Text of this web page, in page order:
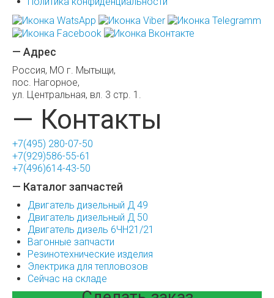
— Адрес
Россия, МО г. Мытыщи,
пос. Нагорное,
ул. Центральная, вл. 3 стр. 1.
— Контакты
+7(495) 280-07-50
+7(929)586-55-61
+7(496)614-43-50
— Каталог запчастей
Двигатель дизельный Д 49
Двигатель дизельный Д 50
Двигатель дизель 6ЧН21/21
Вагонные запчасти
Резинотехнические изделия
Электрика для тепловозов
Сейчас на складе